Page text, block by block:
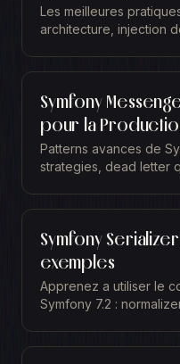
Les meilleures
architecture, injection
Symfony
pour la
Patterns avances de
strategies, dead letter
Symfony
exemples
Apprenez a utiliser le
Symfony 7.2 :